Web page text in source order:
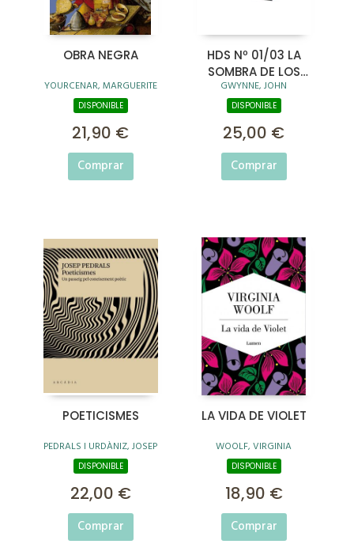
OBRA NEGRA
YOURCENAR, MARGUERITE
DISPONIBLE
21,90 €
Comprar
HDS Nº 01/03 LA
SOMBRA DE LOS
DIOSES (CANTOS
TINTADOS)
GWYNNE, JOHN
DISPONIBLE
25,00 €
Comprar
POETICISMES
PEDRALS I URDÀNIZ, JOSEP
DISPONIBLE
22,00 €
Comprar
LA VIDA DE VIOLET
WOOLF, VIRGINIA
DISPONIBLE
18,90 €
Comprar